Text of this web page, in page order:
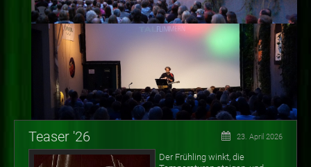
Teaser '26 23. April 2026
Der Frühling winkt, die